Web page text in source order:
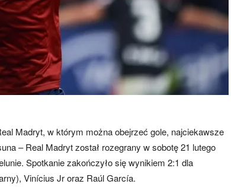
Madryt, w którym można obejrzeć gole, najciekawsze
– Real Madryt został rozegrany w sobotę 21 lutego
Spotkanie zakończyło się wynikiem 2:1 dla
Vinícius Jr oraz Raúl García.